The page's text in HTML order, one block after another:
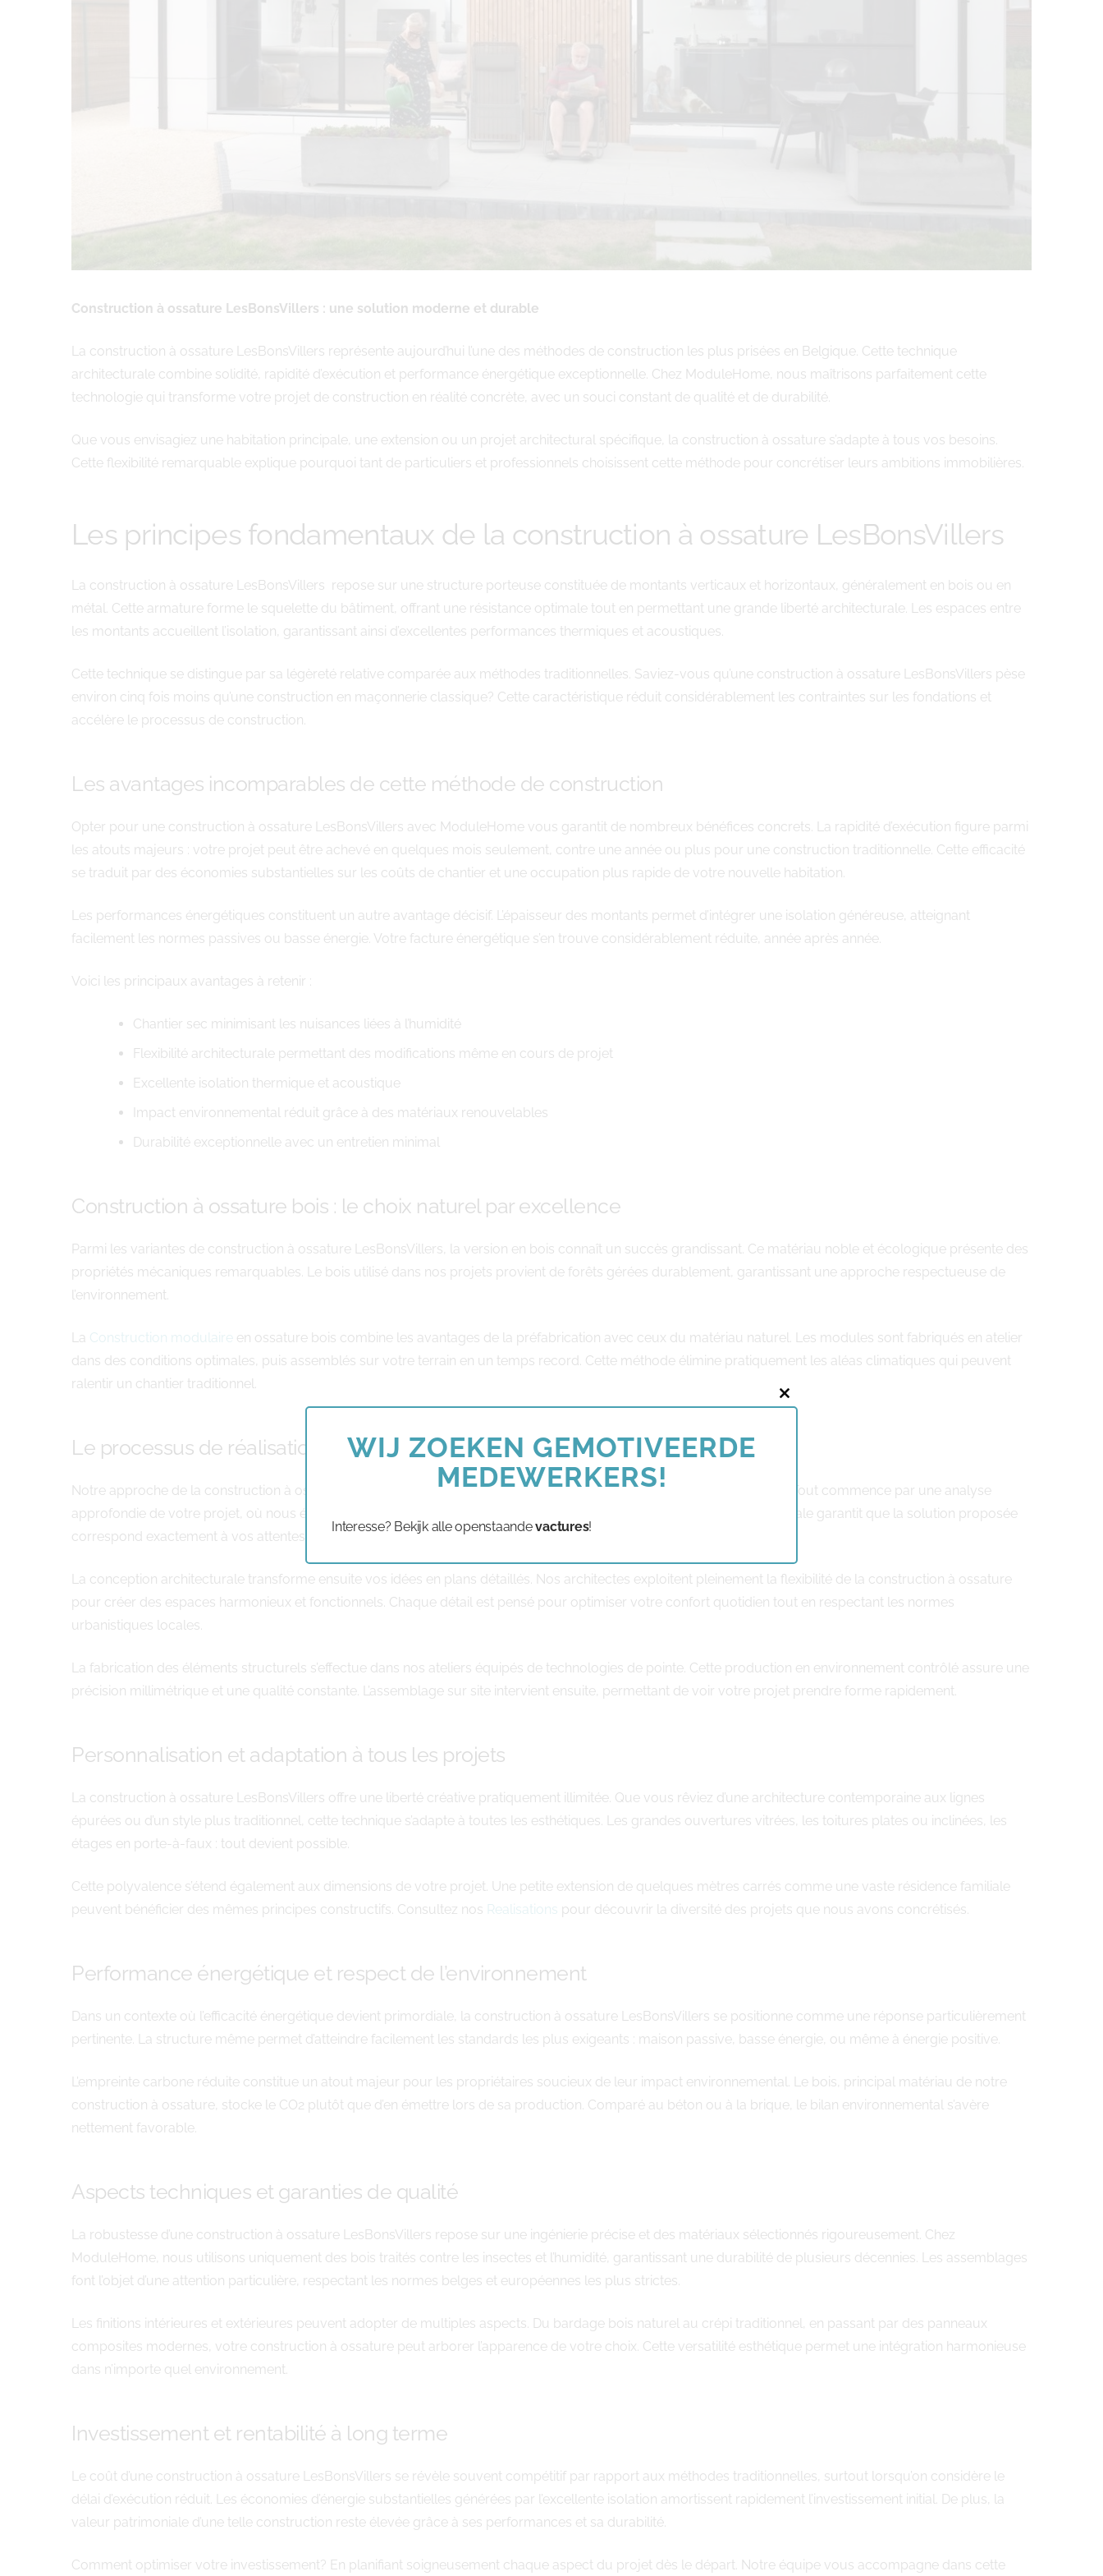
Construction à ossature LesBonsVillers : une solution moderne et durable
La construction à ossature LesBonsVillers représente aujourd’hui l’une des méthodes de construction les plus prisées en Belgique. Cette technique
architecturale combine solidité, rapidité d’exécution et performance énergétique exceptionnelle. Chez ModuleHome, nous maîtrisons parfaitement cette
technologie qui transforme votre projet de construction en réalité concrète, avec un souci constant de qualité et de durabilité.
Que vous envisagiez une habitation principale, une extension ou un projet architectural spécifique, la construction à ossature s’adapte à tous vos besoins.
Cette flexibilité remarquable explique pourquoi tant de particuliers et professionnels choisissent cette méthode pour concrétiser leurs ambitions immobilières.
Les principes fondamentaux de la construction à ossature LesBonsVillers
La construction à ossature LesBonsVillers repose sur une structure porteuse constituée de montants verticaux et horizontaux, généralement en bois ou en
métal. Cette armature forme le squelette du bâtiment, offrant une résistance optimale tout en permettant une grande liberté architecturale. Les espaces entre
les montants accueillent l’isolation, garantissant ainsi d’excellentes performances thermiques et acoustiques.
Cette technique se distingue par sa légèreté relative comparée aux méthodes traditionnelles. Saviez-vous qu’une construction à ossature LesBonsVillers pèse
environ cinq fois moins qu’une construction en maçonnerie classique? Cette caractéristique réduit considérablement les contraintes sur les fondations et
accélère le processus de construction.
Les avantages incomparables de cette méthode de construction
Opter pour une construction à ossature LesBonsVillers avec ModuleHome vous garantit de nombreux bénéfices concrets. La rapidité d’exécution figure parmi
les atouts majeurs : votre projet peut être achevé en quelques mois seulement, contre une année ou plus pour une construction traditionnelle. Cette efficacité
se traduit par des économies substantielles sur les coûts de chantier et une occupation plus rapide de votre nouvelle habitation.
Les performances énergétiques constituent un autre avantage décisif. L’épaisseur des montants permet d’intégrer une isolation généreuse, atteignant
facilement les normes passives ou basse énergie. Votre facture énergétique s’en trouve considérablement réduite, année après année.
Voici les principaux avantages à retenir :
Chantier sec minimisant les nuisances liées à l’humidité
Flexibilité architecturale permettant des modifications même en cours de projet
Excellente isolation thermique et acoustique
Impact environnemental réduit grâce à des matériaux renouvelables
Durabilité exceptionnelle avec un entretien minimal
Construction à ossature bois : le choix naturel par excellence
Parmi les variantes de construction à ossature LesBonsVillers, la version en bois connaît un succès grandissant. Ce matériau noble et écologique présente des
propriétés mécaniques remarquables. Le bois utilisé dans nos projets provient de forêts gérées durablement, garantissant une approche respectueuse de
l’environnement.
La Construction modulaire en ossature bois combine les avantages de la préfabrication avec ceux du matériau naturel. Les modules sont fabriqués en atelier
dans des conditions optimales, puis assemblés sur votre terrain en un temps record. Cette méthode élimine pratiquement les aléas climatiques qui peuvent
ralentir un chantier traditionnel.
Le processus de réalisation chez ModuleHome
Notre approche de la construction à ossature LesBonsVillersse déroule en plusieurs étapes parfaitement orchestrées. Tout commence par une analyse
approfondie de votre projet, où nous étudions vos besoins, votre terrain et vos contraintes budgétaires. Cette phase initiale garantit que la solution proposée
correspond exactement à vos attentes.
La conception architecturale transforme ensuite vos idées en plans détaillés. Nos architectes exploitent pleinement la flexibilité de la construction à ossature
pour créer des espaces harmonieux et fonctionnels. Chaque détail est pensé pour optimiser votre confort quotidien tout en respectant les normes
urbanistiques locales.
La fabrication des éléments structurels s’effectue dans nos ateliers équipés de technologies de pointe. Cette production en environnement contrôlé assure une
précision millimétrique et une qualité constante. L’assemblage sur site intervient ensuite, permettant de voir votre projet prendre forme rapidement.
Personnalisation et adaptation à tous les projets
La construction à ossature LesBonsVillers offre une liberté créative pratiquement illimitée. Que vous rêviez d’une architecture contemporaine aux lignes
épurées ou d’un style plus traditionnel, cette technique s’adapte à toutes les esthétiques. Les grandes ouvertures vitrées, les toitures plates ou inclinées, les
étages en porte-à-faux : tout devient possible.
Cette polyvalence s’étend également aux dimensions de votre projet. Une petite extension de quelques mètres carrés comme une vaste résidence familiale
peuvent bénéficier des mêmes principes constructifs. Consultez nos Realisations pour découvrir la diversité des projets que nous avons concrétisés.
Performance énergétique et respect de l’environnement
Dans un contexte où l’efficacité énergétique devient primordiale, la construction à ossature LesBonsVillers se positionne comme une réponse particulièrement
pertinente. La structure même permet d’atteindre facilement les standards les plus exigeants : maison passive, basse énergie, ou même à énergie positive.
L’empreinte carbone réduite constitue un atout majeur pour les propriétaires soucieux de leur impact environnemental. Le bois, principal matériau de notre
construction à ossature, stocke le CO2 plutôt que d’en émettre lors de sa production. Comparé au béton ou à la brique, le bilan environnemental s’avère
nettement favorable.
Aspects techniques et garanties de qualité
La robustesse d’une construction à ossature LesBonsVillers repose sur une ingénierie précise et des matériaux sélectionnés rigoureusement. Chez
ModuleHome, nous utilisons uniquement des bois traités contre les insectes et l’humidité, garantissant une durabilité de plusieurs décennies. Les assemblages
font l’objet d’une attention particulière, respectant les normes belges et européennes les plus strictes.
Les finitions intérieures et extérieures peuvent adopter de multiples aspects. Du bardage bois naturel au crépi traditionnel, en passant par des panneaux
composites modernes, votre construction à ossature peut arborer l’apparence de votre choix. Cette versatilité esthétique permet une intégration harmonieuse
dans n’importe quel environnement.
Investissement et rentabilité à long terme
Le coût d’une construction à ossature LesBonsVillers se révèle souvent compétitif par rapport aux méthodes traditionnelles, surtout lorsqu’on considère le
délai d’exécution réduit. Les économies d’énergie substantielles générées par l’excellente isolation amortissent rapidement l’investissement initial. De plus, la
valeur patrimoniale d’une telle construction reste élevée grâce à ses performances et sa durabilité.
Comment optimiser votre investissement? En planifiant soigneusement chaque aspect du projet dès le départ. Notre équipe vous accompagne dans cette
Close
WIJ ZOEKEN GEMOTIVEERDE
MEDEWERKERS!
Interesse? Bekijk alle openstaandevactures!